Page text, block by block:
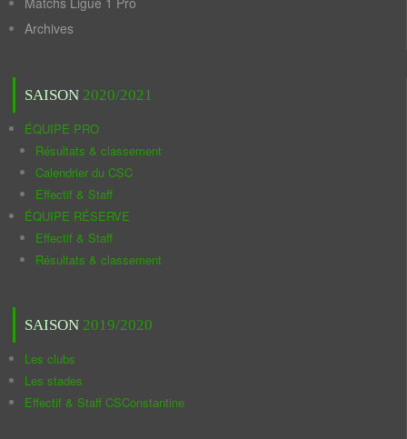
Archives
SAISON 2020/2021
ÉQUIPE PRO
Résultats & classement
Calendrier du CSC
Effectif & Staff
ÉQUIPE RÉSERVE
Effectif & Staff
Résultats & classement
SAISON 2019/2020
Les clubs
Les stades
Effectif & Staff CSConstantine